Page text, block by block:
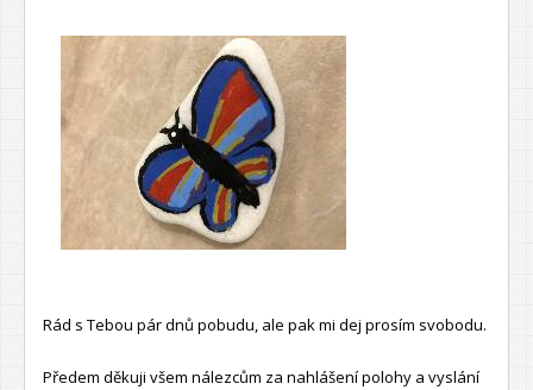
Rád s Tebou pár dnů pobudu, ale pak mi dej prosím svobodu.
Předem děkuji všem nálezcům za nahlášení polohy a vyslání